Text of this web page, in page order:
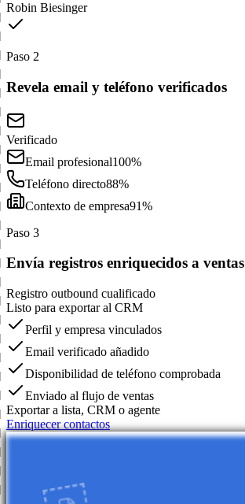
Robin Biesinger
Paso 2
Revela email y teléfono verificados
Verificado
Email profesional100%
Teléfono directo88%
Contexto de empresa91%
Paso 3
Envía registros enriquecidos a ventas
Registro outbound cualificado
Listo para exportar al CRM
Perfil y empresa vinculados
Email verificado añadido
Disponibilidad de teléfono comprobada
Enviado al flujo de ventas
Exportar a lista, CRM o agente
Enriquecer contactos